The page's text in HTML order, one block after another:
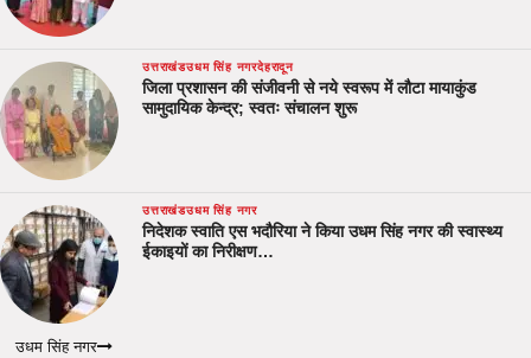
उत्तराखंडउधम सिंह नगरदेहरादून
जिला प्रशासन की संजीवनी से नये स्वरूप में लौटा मायाकुंड
सामुदायिक केन्द्र; स्वतः संचालन शुरू
उत्तराखंडउधम सिंह नगर
निदेशक स्वाति एस भदौरिया ने किया उधम सिंह नगर की स्वास्थ्य
ईकाइयों का निरीक्षण…
उधम सिंह नगर